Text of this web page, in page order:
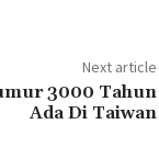
Next article
3000 Tahun
Ada Di Taiwan